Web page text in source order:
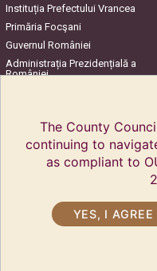
Instituția Prefectului Vrancea
Primăria Focşani
Guvernul României
Administrația Prezidențială a
României
The County
continuing to
as compliant to
YES, I AGREE